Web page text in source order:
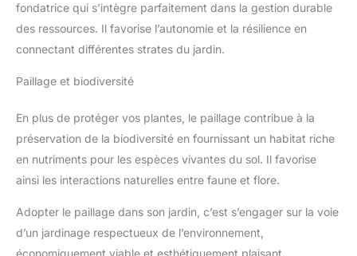
fondatrice qui s’intègre parfaitement dans la gestion durable
des ressources. Il favorise l’autonomie et la résilience en
connectant différentes strates du jardin.
Paillage et biodiversité
En plus de protéger vos plantes, le paillage contribue à la
préservation de la biodiversité en fournissant un habitat riche
en nutriments pour les espèces vivantes du sol. Il favorise
ainsi les interactions naturelles entre faune et flore.
Adopter le paillage dans son jardin, c’est s’engager sur la voie
d’un jardinage respectueux de l’environnement,